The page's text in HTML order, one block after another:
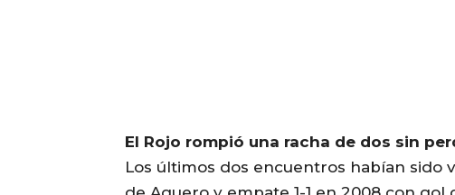
El Rojo rompió una racha de dos sin
Los últimos dos encuentros habían sido